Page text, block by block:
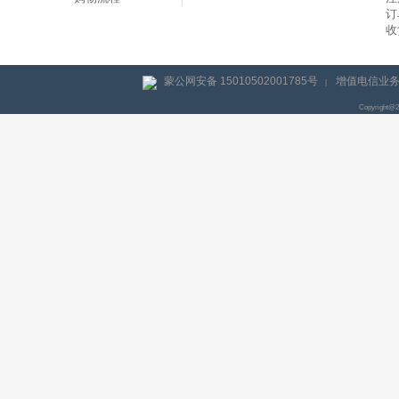
蒙公网安备 15010502001785号 | 增值电信业